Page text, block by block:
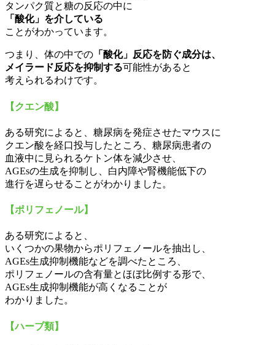
タンパク質と糖の反応の中に
「酸化」を介している
ことがわかっています。
つまり、体の中での 「酸化」反応を防ぐ成分は、
メイラード反応を抑制する可能性があると
考えられるわけです。
【クエン酸】
ある研究によると、糖尿病を発症させたマウスに
クエン酸を経口投与したところ、糖尿病患者の
血液中に見られるケトン体を減少させ、
AGEsの生成を抑制し、白内障や腎機能低下の
進行を遅らせることがわかりました。
【ポリフェノール】
ある研究によると、
いくつかの果物からポリフェノールを抽出し、
AGEs生成抑制機能などを調べたところ、
ポリフェノールの含有量とほぼ比例する形で、
AGEs生成抑制機能が高くなることが
わかりました。
【ハーブ類】